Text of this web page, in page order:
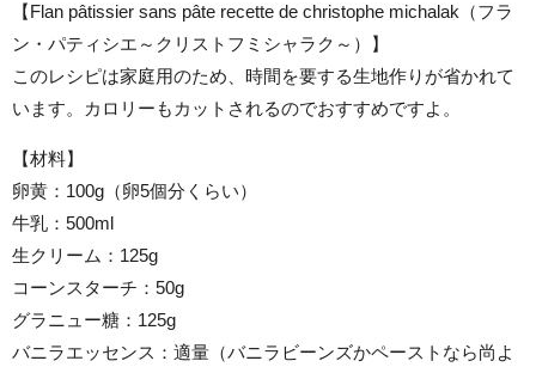
【Flan pâtissier sans pâte recette de christophe michalak（フラ
ン・パティシエ～クリストフミシャラク～）】
このレシピは家庭用のため、時間を要する生地作りが省かれて
います。カロリーもカットされるのでおすすめですよ。
【材料】
卵黄：100g（卵5個分くらい）
牛乳：500ml
生クリーム：125g
コーンスターチ：50g
グラニュー糖：125g
バニラエッセンス：適量（バニラビーンズかペーストなら尚よ